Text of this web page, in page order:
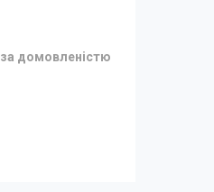
за домовленістю